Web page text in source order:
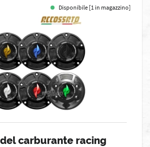
Disponibile [1 in magazzino]
carburante racing